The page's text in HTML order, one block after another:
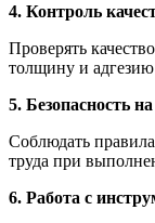
4. Контроль
Проверять
толщину и
5. Безопасность
Соблюдать
труда при
6. Работа с